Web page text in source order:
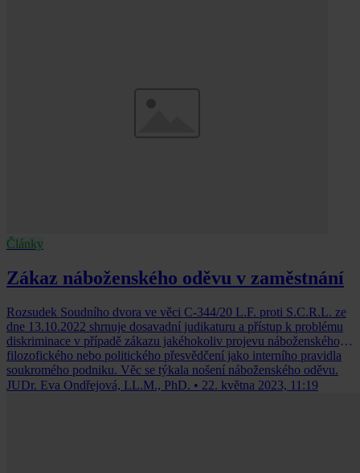
Články
Zákaz náboženského oděvu v zaměstnání
Rozsudek Soudního dvora ve věci C-344/20 L.F. proti S.C.R.L. ze
dne 13.10.2022 shrnuje dosavadní judikaturu a přístup k problému
diskriminace v případě zákazu jakéhokoliv projevu náboženského,
filozofického nebo politického přesvědčení jako interního pravidla
soukromého podniku. Věc se týkala nošení náboženského oděvu.
JUDr. Eva Ondřejová, LL.M., PhD. • 22. května 2023, 11:19